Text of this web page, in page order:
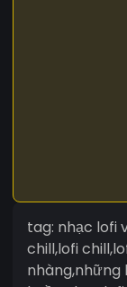
tag: nhạc lofi
chill,lofi
nhàng,những